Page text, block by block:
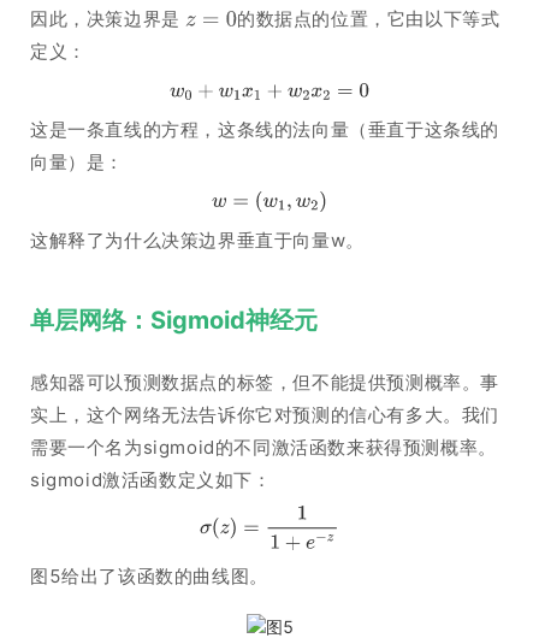
因此，决策边界是
的数据点的位置，它由以下等式
定义：
这是一条直线的方程，这条线的法向量（垂直于这条线的
向量）是：
这解释了为什么决策边界垂直于向量w。
单层网络：Sigmoid神经元
感知器可以预测数据点的标签，但不能提供预测概率。事
实上，这个网络无法告诉你它对预测的信心有多大。我们
需要一个名为sigmoid的不同激活函数来获得预测概率。
sigmoid激活函数定义如下：
图5给出了该函数的曲线图。